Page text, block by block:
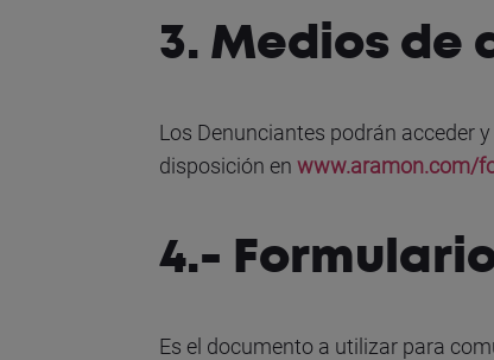
3. Medios de
Los Denunciantes podrán acceder
disposición enwww.aramon.com/
4.-
Es el documento a utilizar para